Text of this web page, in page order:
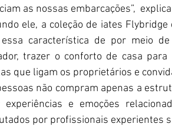
as nossas embarcações”,
ele, a coleção de iates
característica de por meio
trazer o conforto de casa
que ligam os proprietários e
não compram apenas a
experiências e emoções
por profissionais experientes